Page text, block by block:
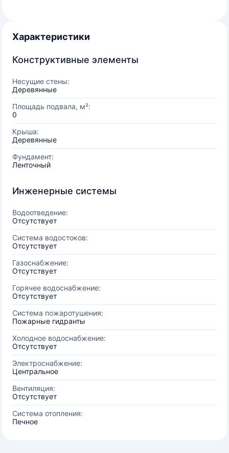
Характеристики
Конструктивные элементы
Несущие стены:
Деревянные
Площадь подвала, м²:
0
Крыша:
Деревянные
Фундамент:
Ленточный
Инженерные системы
Водоотведение:
Отсутствует
Система водостоков:
Отсутствует
Газоснабжение:
Отсутствует
Горячее водоснабжение:
Отсутствует
Система пожаротушения:
Пожарные гидранты
Холодное водоснабжение:
Отсутствует
Электроснабжение:
Центральное
Вентиляция:
Отсутствует
Система отопления:
Печное